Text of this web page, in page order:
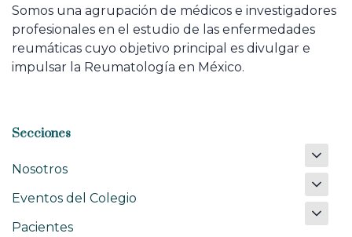
Somos una agrupación de médicos e investigadores
profesionales en el estudio de las enfermedades
reumáticas cuyo objetivo principal es divulgar e
impulsar la Reumatología en México.
Secciones
Nosotros
Eventos del Colegio
Pacientes